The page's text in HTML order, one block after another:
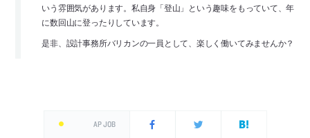
いう雰囲気があります。私自身「登山」という趣味をもっていて、年
に数回山に登ったりしています。
是非、設計事務所バリカンの一員として、楽しく働いてみませんか？
AP JOB